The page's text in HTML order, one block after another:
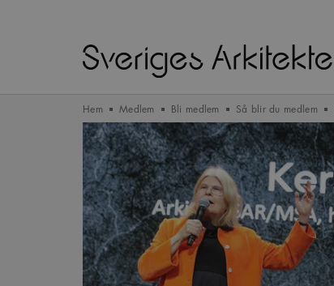
Hem Medlem Bli medlem Så blir du medlem